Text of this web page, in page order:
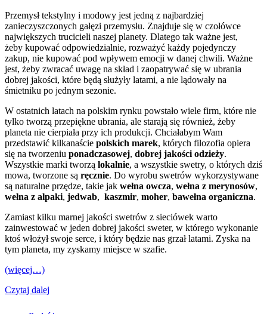
Przemysł tekstylny i modowy jest jedną z najbardziej
zanieczyszczonych gałęzi przemysłu. Znajduje się w czołówce
największych trucicieli naszej planety. Dlatego tak ważne jest,
żeby kupować odpowiedzialnie, rozważyć każdy pojedynczy
zakup, nie kupować pod wpływem emocji w danej chwili. Ważne
jest, żeby zwracać uwagę na skład i zaopatrywać się w ubrania
dobrej jakości, które będą służyły latami, a nie lądowały na
śmietniku po jednym sezonie.
W ostatnich latach na polskim rynku powstało wiele firm, które nie
tylko tworzą przepiękne ubrania, ale starają się również, żeby
planeta nie cierpiała przy ich produkcji. Chciałabym Wam
przedstawić kilkanaście polskich marek, których filozofia opiera
się na tworzeniu ponadczasowej, dobrej jakości odzieży.
Wszystkie marki tworzą lokalnie, a wszystkie swetry, o których dziś
mowa, tworzone są ręcznie. Do wyrobu swetrów wykorzystywane
są naturalne przędze, takie jak wełna owcza, wełna z merynosów,
wełna z alpaki, jedwab, kaszmir, moher, bawełna organiczna.
Zamiast kilku marnej jakości swetrów z sieciówek warto
zainwestować w jeden dobrej jakości sweter, w którego wykonanie
ktoś włożył swoje serce, i który będzie nas grzał latami. Zyska na
tym planeta, my zyskamy miejsce w szafie.
(więcej…)
Czytaj dalej